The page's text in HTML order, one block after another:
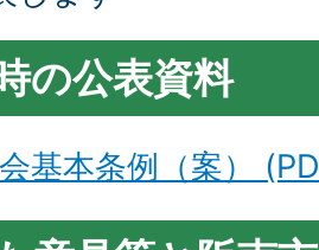
の公表資料
基本条例（案）